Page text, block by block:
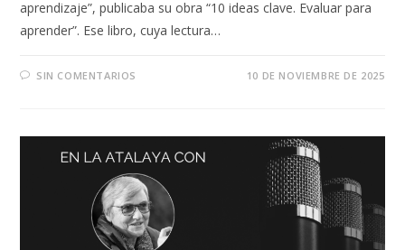
aprendizaje”, publicaba su obra “10 ideas clave. Evaluar para
aprender”. Ese libro, cuya lectura…
SIN COMENTARIOS 10 DE NOVIEMBRE DE 2025